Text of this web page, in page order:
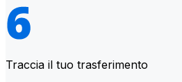
Traccia il tuo trasferimento